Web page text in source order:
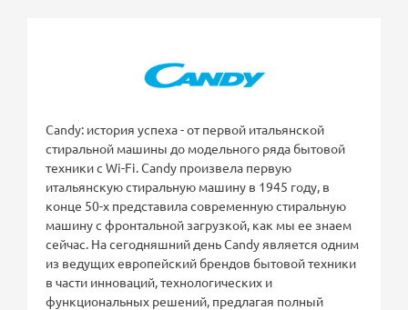
Candy: история успеха - от первой итальянской
стиральной машины до модельного ряда бытовой
техники с Wi-Fi. Candy произвела первую
итальянскую стиральную машину в 1945 году, в
конце 50-х представила современную стиральную
машину с фронтальной загрузкой, как мы ее знаем
сейчас. На сегодняшний день Candy является одним
из ведущих европейский брендов бытовой техники
в части инноваций, технологических и
функциональных решений, предлагая полный